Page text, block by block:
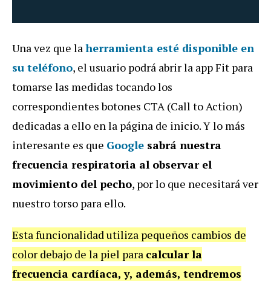
Una vez que laherramienta esté disponible en
su teléfono, el usuario podrá abrir la app Fit para
tomarse las medidas tocando los
correspondientes botones CTA (Call to Action)
dedicadas a ello en la página de inicio. Y lo más
interesante es que Google sabrá nuestra
frecuencia respiratoria al observar el
movimiento del pecho, por lo que necesitará ver
nuestro torso para ello.
Esta funcionalidad utiliza pequeños cambios de
color debajo de la piel para calcular la
frecuencia cardíaca, y, además, tendremos